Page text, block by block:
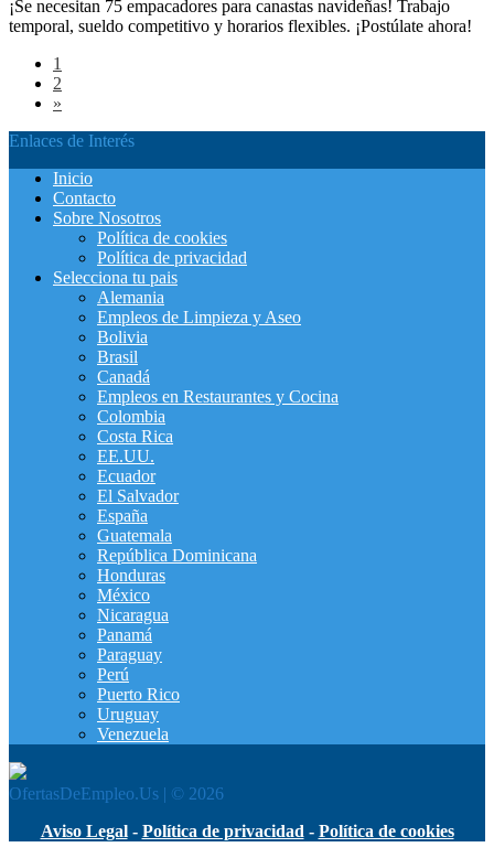
¡Se necesitan 75 empacadores para canastas navideñas! Trabajo
temporal, sueldo competitivo y horarios flexibles. ¡Postúlate ahora!
1
2
»
Enlaces de Interés
Inicio
Contacto
Sobre Nosotros
Política de cookies
Política de privacidad
Selecciona tu pais
Alemania
Empleos de Limpieza y Aseo
Bolivia
Brasil
Canadá
Empleos en Restaurantes y Cocina
Colombia
Costa Rica
EE.UU.
Ecuador
El Salvador
España
Guatemala
República Dominicana
Honduras
México
Nicaragua
Panamá
Paraguay
Perú
Puerto Rico
Uruguay
Venezuela
OfertasDeEmpleo.Us | © 2026
Aviso Legal- Política de privacidad - Política de cookies